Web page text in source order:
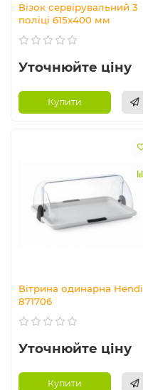
Візок сервірувальний 3
поліці 615x400 мм
Уточнюйте ціну
Купити
Вітрина одинарна Hendi
871706
Уточнюйте ціну
Купити